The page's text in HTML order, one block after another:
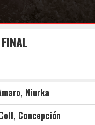
Niurka
Concepción